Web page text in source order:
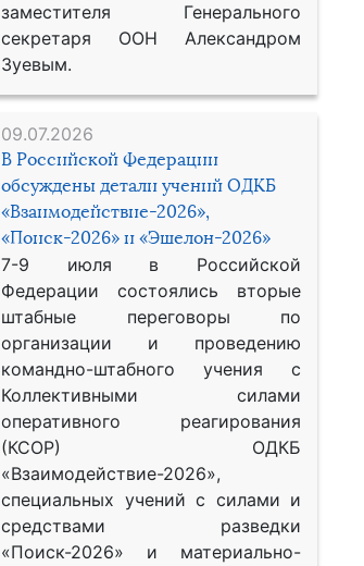
заместителя Генерального
секретаря ООН Александром
Зуевым.
09.07.2026
В Российской Федерации
обсуждены детали учений ОДКБ
«Взаимодействие-2026»,
«Поиск-2026» и «Эшелон-2026»
7-9 июля в Российской
Федерации состоялись вторые
штабные переговоры по
организации и проведению
командно-штабного учения с
Коллективными силами
оперативного реагирования
(КСОР) ОДКБ
«Взаимодействие-2026»,
специальных учений с силами и
средствами разведки
«Поиск-2026» и материально-